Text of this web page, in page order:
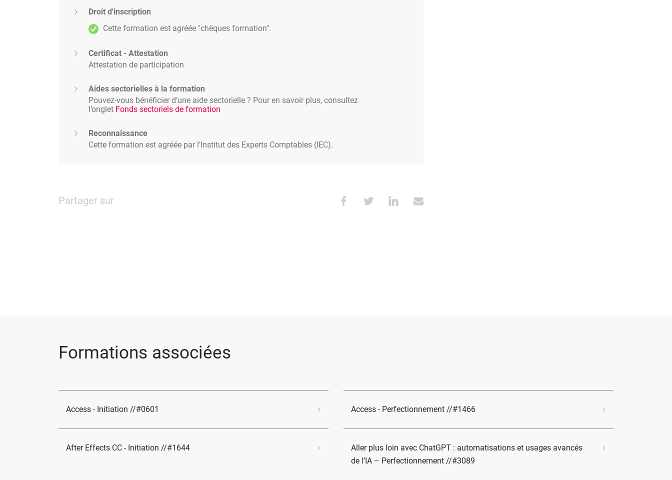
Droit d'inscription
Cette formation est agréée "chèques formation".
Certificat - Attestation
Attestation de participation
Aides sectorielles à la formation
Pouvez-vous bénéficier d’une aide sectorielle ? Pour en savoir plus, consultez
l’onglet Fonds sectoriels de formation
Reconnaissance
Cette formation est agréée par l'Institut des Experts Comptables (IEC).
Partager sur
Formations associées
Access - Initiation //#0601 Access - Perfectionnement //#1466
After Effects CC - Initiation //#1644
Aller plus loin avec ChatGPT : automatisations et usages avancés
de l’IA – Perfectionnement //#3089